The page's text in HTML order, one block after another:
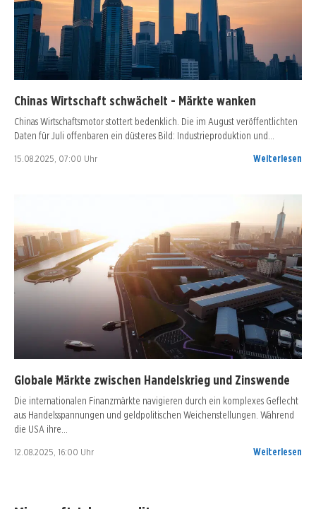
Chinas Wirtschaft schwächelt - Märkte wanken
Chinas Wirtschaftsmotor stottert bedenklich. Die im August veröffentlichten
Daten für Juli offenbaren ein düsteres Bild: Industrieproduktion und…
15.08.2025, 07:00 Uhr Weiterlesen
Globale Märkte zwischen Handelskrieg und Zinswende
Die internationalen Finanzmärkte navigieren durch ein komplexes Geflecht
aus Handelsspannungen und geldpolitischen Weichenstellungen. Während
die USA ihre…
12.08.2025, 16:00 Uhr Weiterlesen